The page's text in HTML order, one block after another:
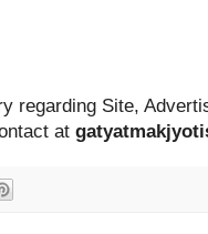
regarding Site,
at